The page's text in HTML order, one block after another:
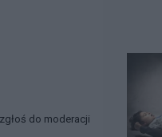
zgłoś do moderacji